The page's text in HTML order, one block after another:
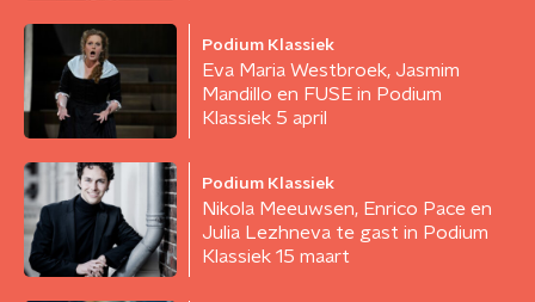
Podium Klassiek
Eva Maria Westbroek, Jasmim
Mandillo en FUSE in Podium
Klassiek 5 april
Podium Klassiek
Nikola Meeuwsen, Enrico Pace en
Julia Lezhneva te gast in Podium
Klassiek 15 maart